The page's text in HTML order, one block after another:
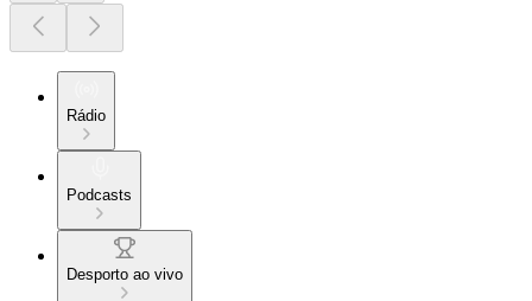
Rádio
Podcasts
Desporto ao vivo